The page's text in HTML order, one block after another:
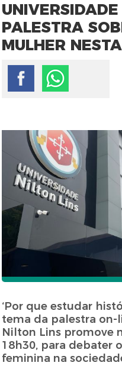
PALESTRA
MULHER
‘Por que estudar
tema da palestra on-
Nilton Lins promove
18h30, para debater
feminina na